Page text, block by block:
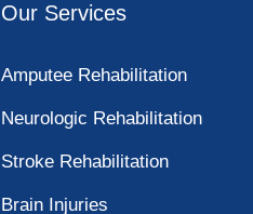
Our Services
Amputee Rehabilitation
Neurologic Rehabilitation
Stroke Rehabilitation
Brain Injuries